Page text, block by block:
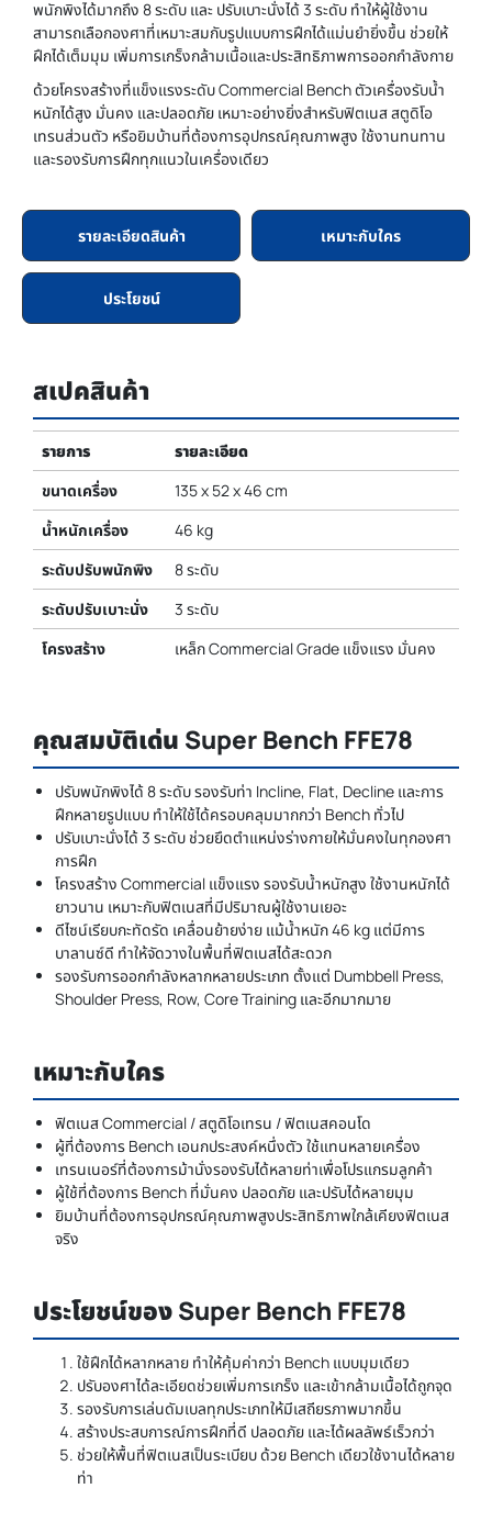
พนักพิงได้มากถึง 8 ระดับ และ ปรับเบาะนั่งได้ 3 ระดับ ทำให้ผู้ใช้งาน
สามารถเลือกองศาที่เหมาะสมกับรูปแบบการฝึกได้แม่นยำยิ่งขึ้น ช่วยให้
ฝึกได้เต็มมุม เพิ่มการเกร็งกล้ามเนื้อและประสิทธิภาพการออกกำลังกาย
ด้วยโครงสร้างที่แข็งแรงระดับ Commercial Bench ตัวเครื่องรับน้ำ
หนักได้สูง มั่นคง และปลอดภัย เหมาะอย่างยิ่งสำหรับฟิตเนส สตูดิโอ
เทรนส่วนตัว หรือยิมบ้านที่ต้องการอุปกรณ์คุณภาพสูง ใช้งานทนทาน
และรองรับการฝึกทุกแนวในเครื่องเดียว
รายละเอียดสินค้า เหมาะกับใคร
ประโยชน์
สเปคสินค้า
รายการ
รายละเอียด
ขนาดเครื่อง
135 x 52 x 46 cm
น้ำหนักเครื่อง
46 kg
ระดับปรับพนักพิง
8 ระดับ
ระดับปรับเบาะนั่ง
3 ระดับ
โครงสร้าง
เหล็ก Commercial Grade แข็งแรง มั่นคง
คุณสมบัติเด่น Super Bench FFE78
ปรับพนักพิงได้ 8 ระดับ รองรับท่า Incline, Flat, Decline และการ
ฝึกหลายรูปแบบ ทำให้ใช้ได้ครอบคลุมมากกว่า Bench ทั่วไป
ปรับเบาะนั่งได้ 3 ระดับ ช่วยยึดตำแหน่งร่างกายให้มั่นคงในทุกองศา
การฝึก
โครงสร้าง Commercial แข็งแรง รองรับน้ำหนักสูง ใช้งานหนักได้
ยาวนาน เหมาะกับฟิตเนสที่มีปริมาณผู้ใช้งานเยอะ
ดีไซน์เรียบกะทัดรัด เคลื่อนย้ายง่าย แม้น้ำหนัก 46 kg แต่มีการ
บาลานซ์ดี ทำให้จัดวางในพื้นที่ฟิตเนสได้สะดวก
รองรับการออกกำลังหลากหลายประเภท ตั้งแต่ Dumbbell Press,
Shoulder Press, Row, Core Training และอีกมากมาย
เหมาะกับใคร
ฟิตเนส Commercial / สตูดิโอเทรน / ฟิตเนสคอนโด
ผู้ที่ต้องการ Bench เอนกประสงค์หนึ่งตัว ใช้แทนหลายเครื่อง
เทรนเนอร์ที่ต้องการม้านั่งรองรับได้หลายท่าเพื่อโปรแกรมลูกค้า
ผู้ใช้ที่ต้องการ Bench ที่มั่นคง ปลอดภัย และปรับได้หลายมุม
ยิมบ้านที่ต้องการอุปกรณ์คุณภาพสูงประสิทธิภาพใกล้เคียงฟิตเนส
จริง
ประโยชน์ของ Super Bench FFE78
ใช้ฝึกได้หลากหลาย ทำให้คุ้มค่ากว่า Bench แบบมุมเดียว
ปรับองศาได้ละเอียดช่วยเพิ่มการเกร็ง และเข้ากล้ามเนื้อได้ถูกจุด
รองรับการเล่นดัมเบลทุกประเภทให้มีเสถียรภาพมากขึ้น
สร้างประสบการณ์การฝึกที่ดี ปลอดภัย และได้ผลลัพธ์เร็วกว่า
ช่วยให้พื้นที่ฟิตเนสเป็นระเบียบ ด้วย Bench เดียวใช้งานได้หลาย
ท่า